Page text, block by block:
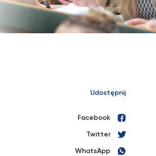
Udostępnij
Facebook
Twitter
WhatsApp